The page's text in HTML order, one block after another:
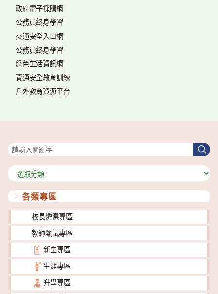
政府電子採購網
公務員終身學習
交通安全入口網
公務員終身學習
綠色生活資訊網
資通安全教育訓練
戶外教育資源平台
搜
尋
分
類
各類專區
校長遴選專區
教師甄試專區
新生專區
生涯專區
升學專區